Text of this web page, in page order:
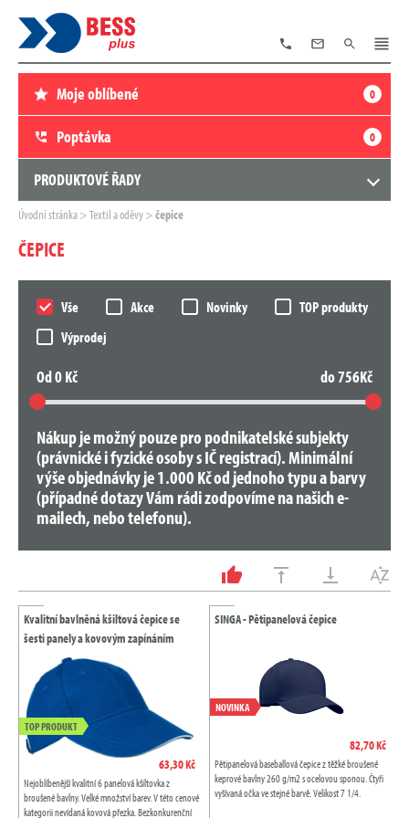
TELEFON
E-
MAIL
VYHLEDÁVÁNÍ
MENU
Moje oblíbené 0
Poptávka 0
PRODUKTOVÉ ŘADY
Zde
nacházíte:
Úvodní stránka Textil a oděvy čepice
ČEPICE
Vše Akce Novinky
TOP produkty
Výprodej
Od0Kč do756Kč
Nákup je možný pouze pro podnikatelské subjekty
(právnické i fyzické osoby s IČ registrací). Minimální
výše objednávky je 1.000 Kč od jednoho typu a barvy
(případné dotazy Vám rádi zodpovíme na našich e-
mailech, nebo telefonu).
Kvalitní bavlněná kšiltová čepice se
šesti panely a kovovým zapínáním
TOP PRODUKT
63,30 Kč
Nejoblíbenější kvalitní 6 panelová kšiltovka z
broušené bavlny. Velké množství barev. V této cenové
kategorii nevídaná kovová přezka. Bezkonkurenční
SINGA - Pětipanelová čepice
NOVINKA
82,70 Kč
Pětipanelová baseballová čepice z těžké broušené
keprové bavlny 260 g/m2 s ocelovou sponou. Čtyři
vyšívaná očka ve stejné barvě. Velikost 7 1/4.